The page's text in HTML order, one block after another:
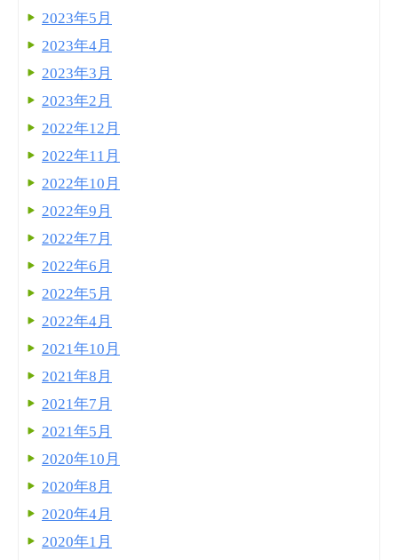
2023年5月
2023年4月
2023年3月
2023年2月
2022年12月
2022年11月
2022年10月
2022年9月
2022年7月
2022年6月
2022年5月
2022年4月
2021年10月
2021年8月
2021年7月
2021年5月
2020年10月
2020年8月
2020年4月
2020年1月